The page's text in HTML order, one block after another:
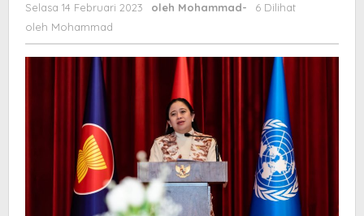
Selasa 14 Februari 2023 oleh Mohammad-
6 Dilihat
oleh Mohammad